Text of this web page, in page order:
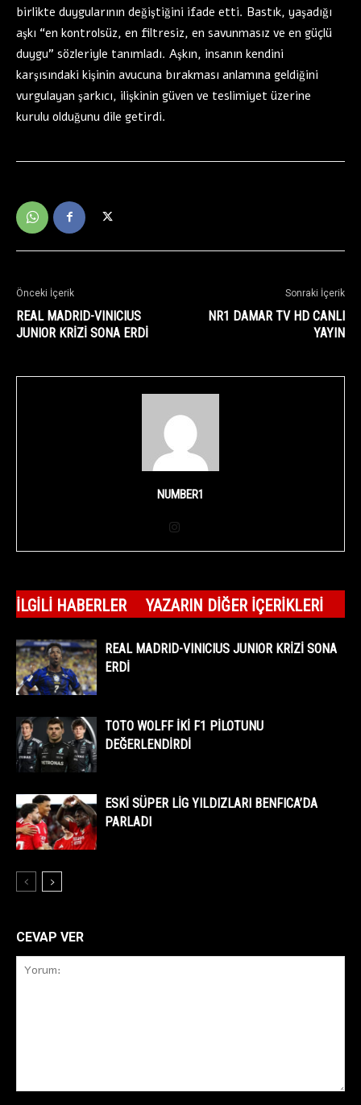
birlikte duygularının değiştiğini ifade etti. Bastık, yaşadığı
aşkı “en kontrolsüz, en filtresiz, en savunmasız ve en güçlü
duygu” sözleriyle tanımladı. Aşkın, insanın kendini
karşısındaki kişinin avucuna bırakması anlamına geldiğini
vurgulayan şarkıcı, ilişkinin güven ve teslimiyet üzerine
kurulu olduğunu dile getirdi.
Önceki İçerik
REAL MADRID-VINICIUS
JUNIOR KRİZİ SONA ERDİ
Sonraki İçerik
NR1 DAMAR TV HD CANLI
YAYIN
NUMBER1
İLGILI HABERLER YAZARIN DIĞER İÇERIKLERI
REAL MADRID-VINICIUS JUNIOR KRİZİ SONA
ERDİ
TOTO WOLFF İKİ F1 PİLOTUNU
DEĞERLENDİRDİ
ESKİ SÜPER LİG YILDIZLARI BENFICA’DA
PARLADI
CEVAP VER